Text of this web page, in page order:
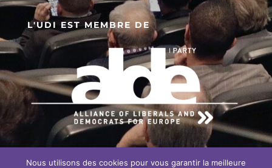
L'UDI EST MEMBRE DE
EN SAVOIR PLUS SUR NOTRE
Nous utilisons des cookies pour vous garantir la meilleure